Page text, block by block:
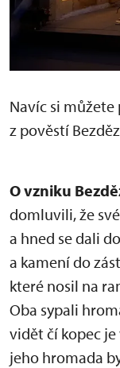
Navíc si
z pověstí
O vzniku
domluvili, že
a hned se dali
a kamení do
které nosil na
Oba sypali
vidět čí kopec je
jeho hromada